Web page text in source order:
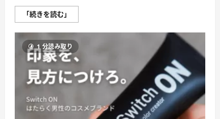
顔
て
さ
ら
に
読
「続きを読む」
タ
ル
コ
リ
ア
ン]
評
判、
コ
1 分読み取り